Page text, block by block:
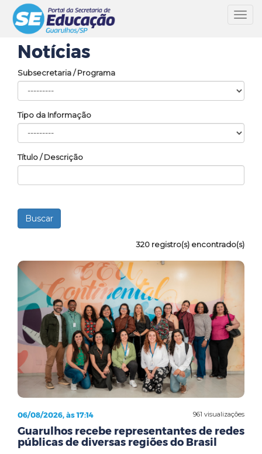
Notícias
Subsecretaria / Programa
Tipo da Informação
Título / Descrição
320 registro(s) encontrado(s)
961 visualizações
06/08/2026, às 17:14
Guarulhos recebe representantes de redes
públicas de diversas regiões do Brasil